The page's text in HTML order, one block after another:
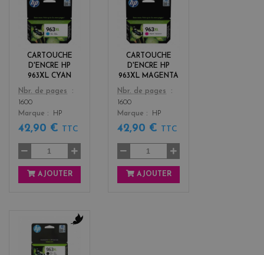
CARTOUCHE
D'ENCRE HP
963XL CYAN
Color
c
y
a
n
Nbr. de pages
1600
Marque
HP
42,90 € TTC
AJOUTER
CARTOUCHE
D'ENCRE HP
963XL MAGENTA
Color
m
a
g
e
n
a
Nbr. de pages
1600
Marque
HP
42,90 € TTC
AJOUTER